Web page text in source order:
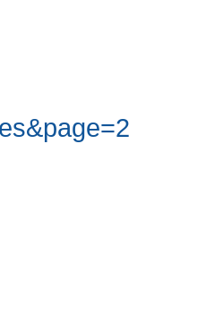
es&page=2